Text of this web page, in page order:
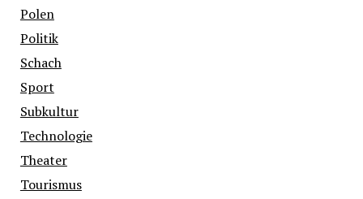
Polen
Politik
Schach
Sport
Subkultur
Technologie
Theater
Tourismus